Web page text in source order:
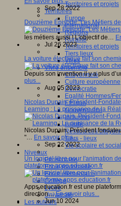
Territoires et projets
Territoires
Europe
International
Régions
Ruralité
Territoires et projets
Tiers lieux
Villes
Vivre ensemble
Citoyenneté
Culture européenne
Démocratie
Egalité Hommes/
Ethique
Gouvernance
Inclusion
Laïcité
Ressources
Tiers - lieux
Vie scolaire et
Niveaux
Périscolaire
Ecole maternelle
Ecole élémentaire
Collège
Lycée
Université
Les auteurs
Sep 28 2022
Douzième Épisode "Les Métiers
les métiers aussi ! L'objectif de…
Jul 26 2023
La voiture électrique fait son
Depuis son invention il y a plus
plus...
Aug 05 2023
Nicolas Dupain, Président-
Learning : La puissance de la
Nicolas Dupain, Président
"… En savoir plus...
Sep 22 2022
Un logiciel libre pour l'animation
plateforme apps.education.fr
Apps.education.fr est une
direction…En savoir plus...
Jun 10 2024